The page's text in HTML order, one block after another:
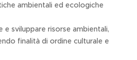
ambientali ed ecologiche
e sviluppare risorse ambientali,
finalità di ordine culturale e